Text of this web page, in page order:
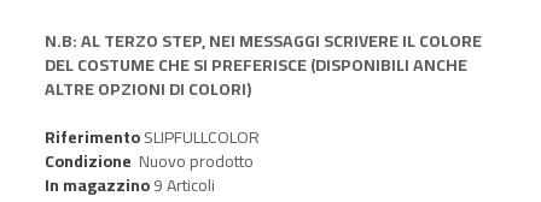
N.B: AL TERZO STEP, NEI MESSAGGI SCRIVERE IL COLORE
DEL COSTUME CHE SI PREFERISCE (DISPONIBILI ANCHE
ALTRE OPZIONI DI COLORI)
RiferimentoSLIPFULLCOLOR
Condizione Nuovo prodotto
In magazzino9 Articoli